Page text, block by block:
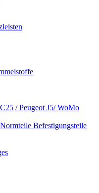
/ Peugeot J5/ WoMo
Befestigungsteile